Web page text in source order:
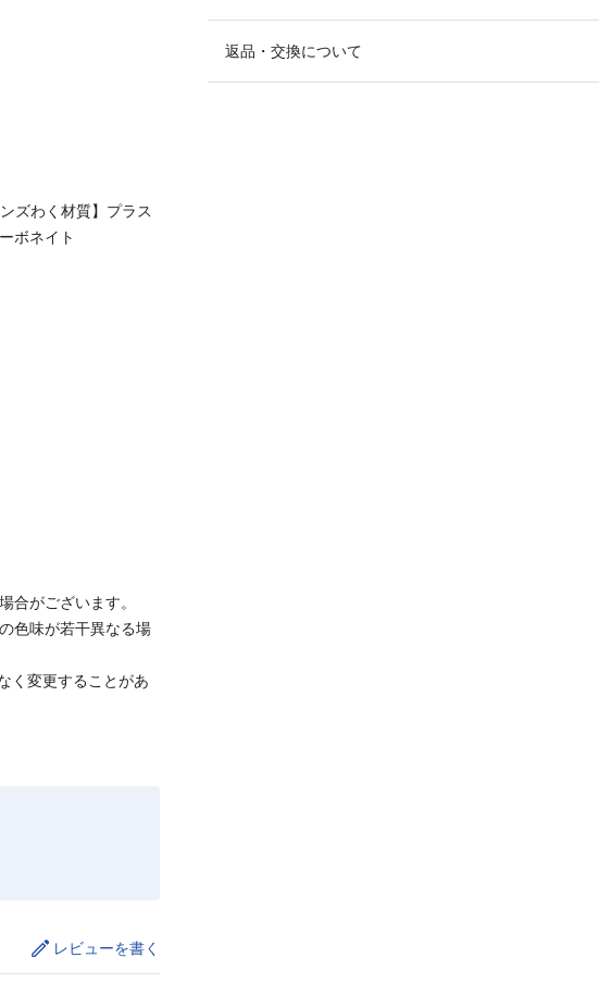
返品・交換について
ズわく材質】プラス
ボネイト
がございます。
色味が若干異なる場
く変更することがあ
レビューを書く